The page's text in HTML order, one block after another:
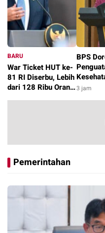
BARU
War Ticket HUT ke-
81 RI Diserbu, Lebih
dari 128 Ribu Orang
1 jam
BPS
dengan
3 jam
Pemerintahan